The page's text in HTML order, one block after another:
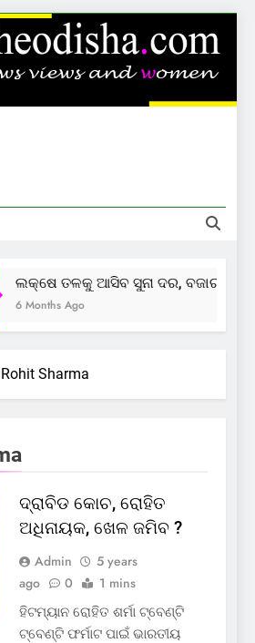
ଲକ୍ଷେ ତଳକୁ ଆସିବ ସୁନା ଦର, ବଜାର
6 Months Ago
Rohit Sharma
ଦ୍ରାବିଡ କୋଚ, ରୋହିତ
ଅଧିନାୟକ, ଖେଳ ଜମିବ ?
Admin
5 years
ago
0 1 mins
ହିଟମ୍ୟାନ ରୋହିତ ଶର୍ମା ଟ୍ବେଣ୍ଟି
ଟ୍ବେଣ୍ଟି ଫର୍ମାଟ ପାଇଁ ଭାରତୀୟ